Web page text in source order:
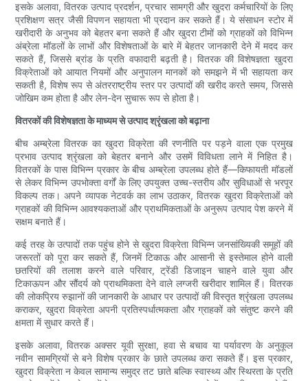
इसके अलावा, वितरक उत्पाद प्रदर्शन, प्रचार सामग्री और खुदरा कर्मचारियों के लिए
प्रशिक्षण सत्र जैसी विपणन सहायता भी प्रदान कर सकते हैं। ये संसाधन स्टोर में
खरीदारी के अनुभव को बेहतर बना सकते हैं और खुदरा टीमों को ग्राहकों को विभिन्न
अंब्रेला मॉडलों के लाभों और विशेषताओं के बारे में बेहतर जानकारी देने में मदद कर
सकते हैं, जिससे ब्रांड के प्रति वफादारी बढ़ती है। वितरक की विशेषज्ञता खुदरा
विक्रेताओं को आयात नियमों और अनुपालन मानकों को समझने में भी सहायता कर
सकती है, विशेष रूप से अंतरराष्ट्रीय स्तर पर उत्पादों की खरीद करते समय, जिससे
जोखिम कम होता है और लेन-देन सुचारू रूप से होता है।
वितरकों की विशेषज्ञता के माध्यम से उत्पाद श्रृंखला को बढ़ाना
बीच अम्ब्रेला वितरक का खुदरा विक्रेता की रणनीति पर पड़ने वाला एक प्रमुख
प्रभाव उत्पाद श्रृंखला को बेहतर बनाने और उसमें विविधता लाने में निहित है।
वितरकों के पास विभिन्न प्रकार के बीच अम्ब्रेला उपलब्ध होते हैं—किफायती मॉडलों
से लेकर विभिन्न उपभोक्ता वर्गों के लिए उपयुक्त उच्च-स्तरीय और सुविधाओं से भरपूर
विकल्प तक। अपने व्यापक नेटवर्क का लाभ उठाकर, वितरक खुदरा विक्रेताओं को
ग्राहकों की विभिन्न आवश्यकताओं और प्राथमिकताओं के अनुरूप उत्पाद पेश करने में
सक्षम बनाते हैं।
कई तरह के उत्पादों तक पहुंच होने से खुदरा विक्रेता विभिन्न जनसांख्यिकी समूहों की
जरूरतों को पूरा कर सकते हैं, जिनमें टिकाऊ और आसानी से इस्तेमाल होने वाली
छतरियों की तलाश करने वाले परिवार, ट्रेंडी डिजाइन चाहने वाले युवा और
टिकाऊपन और सौंदर्य को प्राथमिकता देने वाले लग्जरी खरीदार शामिल हैं। वितरक
की लोकप्रिय रुझानों की जानकारी के आधार पर उत्पादों की विस्तृत श्रृंखला उपलब्ध
कराकर, खुदरा विक्रेता अपनी प्रतिस्पर्धात्मकता और ग्राहकों को संतुष्ट करने की
क्षमता में सुधार करते हैं।
इसके अलावा, वितरक अक्सर यूवी सुरक्षा, हवा से बचाव या पर्यावरण के अनुकूल
नवीन सामग्रियों से बने विशेष प्रकार के छाते उपलब्ध करा सकते हैं। इस प्रकार,
खुदरा विक्रेता न केवल सामान्य समुद्र तट छाते बल्कि स्वास्थ्य और स्थिरता के प्रति